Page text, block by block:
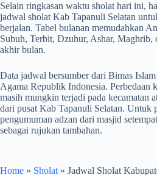
Selain ringkasan waktu sholat hari ini,
jadwal sholat Kab Tapanuli Selatan
berjalan. Tabel bulanan memudahkan
Subuh, Terbit, Dzuhur, Ashar, Maghrib,
akhir bulan.
Data jadwal bersumber dari Bimas
Agama Republik Indonesia. Perbedaan
masih mungkin terjadi pada kecamatan
dari pusat Kab Tapanuli Selatan. Untuk
pengumuman adzan dari masjid
sebagai rujukan tambahan.
Home » Sholat » Jadwal Sholat